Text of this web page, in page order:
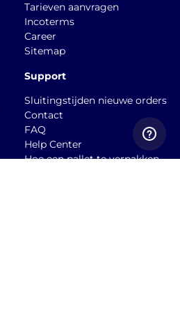
Tarieven aanvragen
Incoterms
Career
Sitemap
Support
Sluitingstijden nieuwe orders
Contact
FAQ
Help Center
Hoe een pallet te verpakken